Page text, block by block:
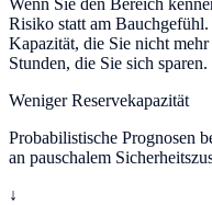
Risiko statt am
Kapazität, die Sie nicht
Stunden, die Sie sich sparen.
Weniger Reservekapazität
Probabilistische Prognosen
an pauschalem
↓